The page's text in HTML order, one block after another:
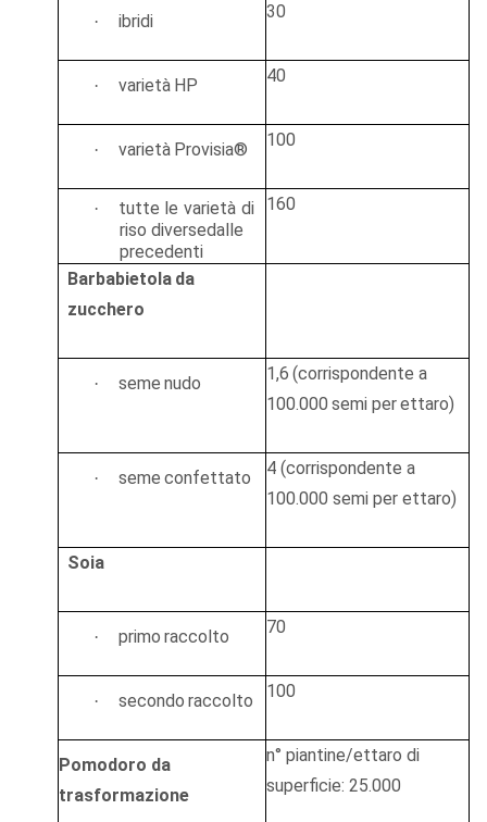
· ibridi 30
· varietà HP 40
· varietà Provisia® 100
· tutte le varietà di
riso diversedalle
precedenti
160
Barbabietola da
zucchero
· seme nudo 1,6 (corrispondente a
100.000 semi perettaro)
· seme confettato 4 (corrispondente a
100.000 semi per ettaro)
Soia
· primo raccolto 70
· secondo raccolto 100
Pomodoro da
trasformazione
n° piantine/ettaro di
superficie: 25.000